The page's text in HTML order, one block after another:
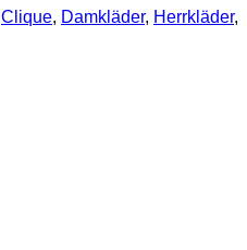
Clique, Damkläder, Herrkläder,